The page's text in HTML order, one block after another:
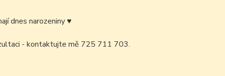
dnes narozeniny♥
- kontaktujte mě 725 711 703.